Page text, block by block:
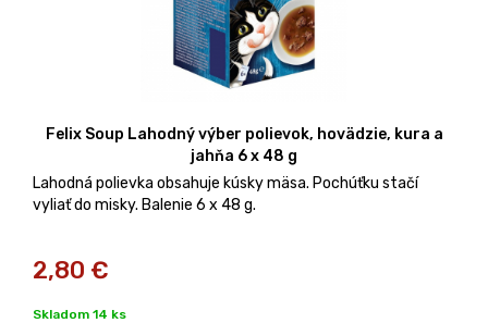
Felix Soup Lahodný výber polievok, hovädzie, kura a
jahňa 6 x 48 g
Lahodná polievka obsahuje kúsky mäsa. Pochúťku stačí
vyliať do misky. Balenie 6 x 48 g.
2,80 €
Skladom 14 ks